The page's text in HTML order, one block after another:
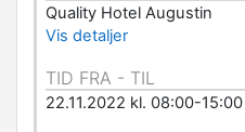
Quality Hotel Augustin
Vis detaljer
TID FRA - TIL
22.11.2022 kl. 08:00-15:00